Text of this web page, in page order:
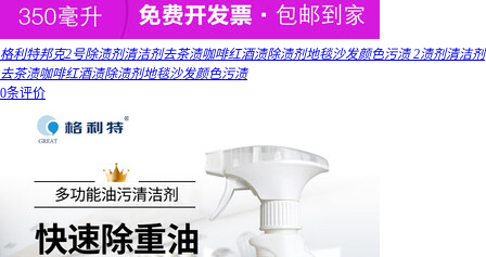
格利特邦克2号除渍剂清洁剂去茶渍咖啡红酒渍除渍剂地毯沙发颜色污渍 2渍剂清洁剂
去茶渍咖啡红酒渍除渍剂地毯沙发颜色污渍
0条评价